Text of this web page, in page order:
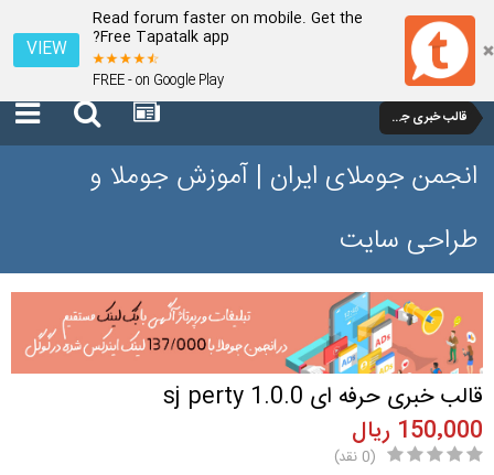
Read forum faster on mobile. Get the
Free Tapatalk app?
FREE - on Google Play
VIEW
قالب خبری جوملا
انجمن جوملای ایران | آموزش جوملا و
طراحی سایت
قالب خبری حرفه ای sj perty 1.0.0
150٬000 ریال
(0 نقد)